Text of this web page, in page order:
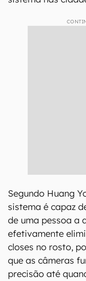
Segundo Huang
sistema é capaz
de uma pessoa a
efetivamente
closes no rosto,
que as câmeras
precisão até